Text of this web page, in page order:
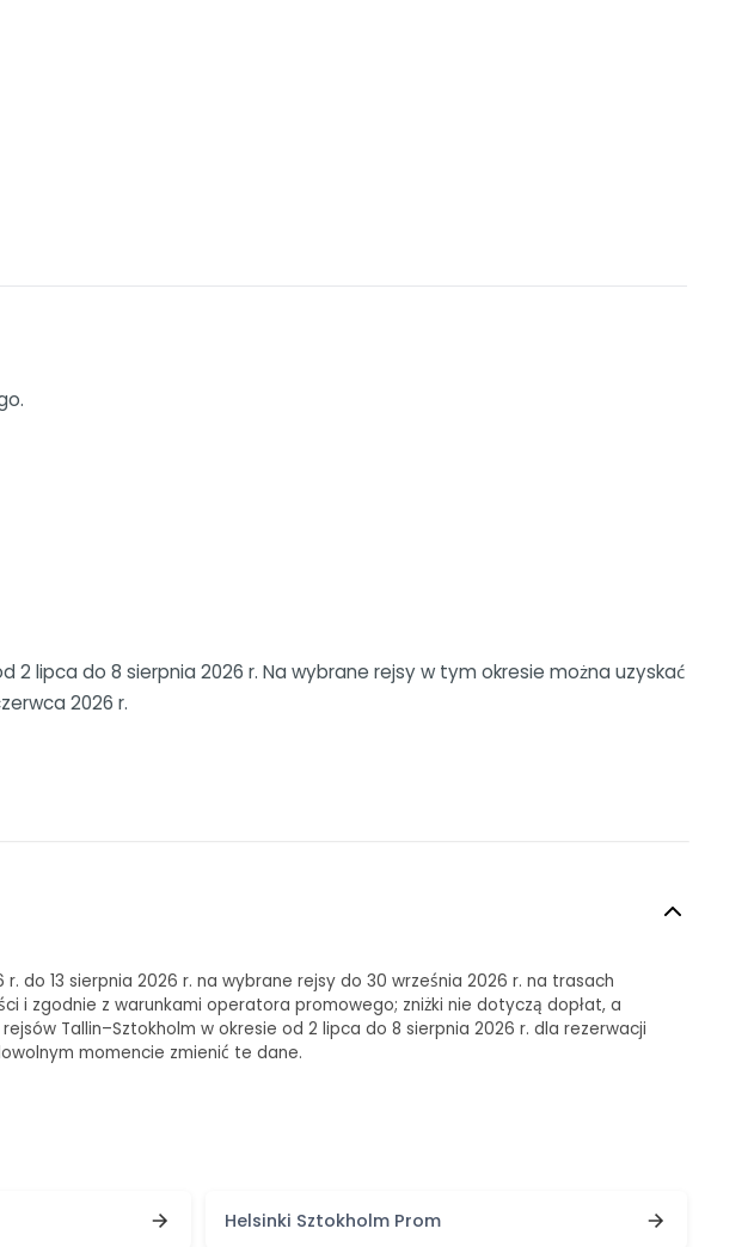
lipca do 8 sierpnia 2026 r. Na wybrane rejsy w tym okresie można uzyskać
2026 r.
do 13 sierpnia 2026 r. na wybrane rejsy do 30 września 2026 r. na trasach
i zgodnie z warunkami operatora promowego; zniżki nie dotyczą dopłat, a
Tallin–Sztokholm w okresie od 2 lipca do 8 sierpnia 2026 r. dla rezerwacji
momencie zmienić te dane.
Helsinki Sztokholm Prom